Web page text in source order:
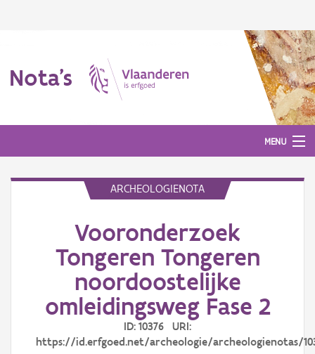
Nota's
MENU
ARCHEOLOGIENOTA
Vooronderzoek
Tongeren Tongeren
noordoostelijke
omleidingsweg Fase 2
ID: 10376 URI:
https://id.erfgoed.net/archeologie/archeologienotas/